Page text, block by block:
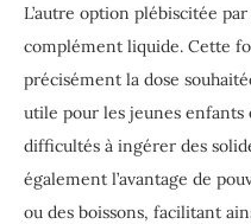
L’autre option plébiscitée
complément liquide. Cette
précisément la dose
utile pour les jeunes enfants
difficultés à ingérer des
également l’avantage de
ou des boissons, facilitant